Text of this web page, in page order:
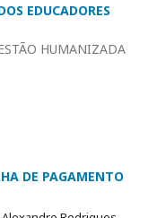
EDUCADORES
HUMANIZADA
DE PAGAMENTO